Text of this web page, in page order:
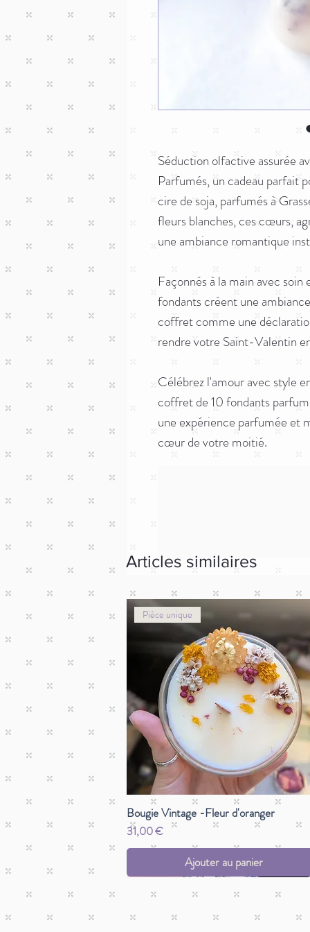
Séduction olfactive assurée
Parfumés, un cadeau parfait
cire de soja, parfumés à
fleurs blanches, ces cœurs,
une ambiance romantique
Façonnés à la main avec
fondants créent une
coffret comme une
rendre votre Saint-Valentin
Célébrez l'amour avec style
coffret de 10 fondants
une expérience parfumée et
cœur de votre moitié.
Articles similaires
Pièce unique
Bougie Vintage -Fleur d'oranger
Prix
31,00 €
Ajouter au panier
Pièce unique
Pièce unique